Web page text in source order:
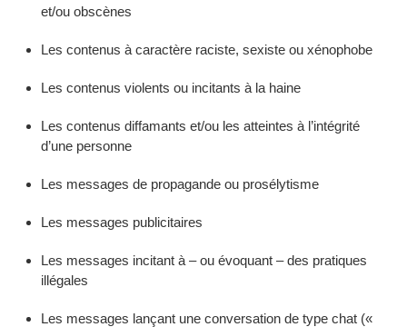
et/ou obscènes
Les contenus à caractère raciste, sexiste ou xénophobe
Les contenus violents ou incitants à la haine
Les contenus diffamants et/ou les atteintes à l’intégrité
d’une personne
Les messages de propagande ou prosélytisme
Les messages publicitaires
Les messages incitant à – ou évoquant – des pratiques
illégales
Les messages lançant une conversation de type chat («